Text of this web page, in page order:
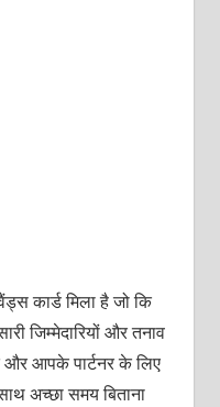
कार्ड मिला है जो कि
जिम्‍मेदारियों और तनाव
आपके पार्टनर के लिए
अच्‍छा समय बिताना